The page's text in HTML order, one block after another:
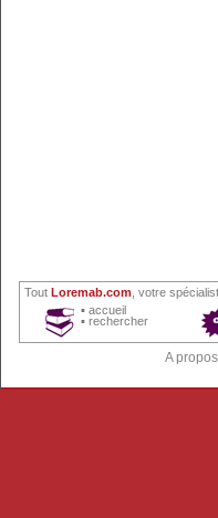
Tout Loremab.com , votre
▪ accueil
▪ rechercher
A